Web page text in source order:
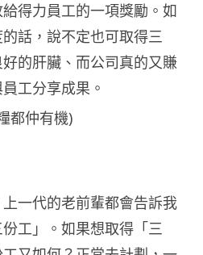
得力員工的一項獎勵。如
話，說不定也可取得三
的肝臟、而公司真的又賺
工分享成果。
都仲有機)
一代的老前輩都會告訴我
工」。如果想取得「三